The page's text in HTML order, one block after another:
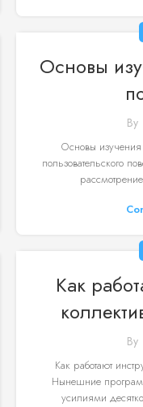
Основы
By
Основы изучения
пользовательского
Как
By
Как работают
Нынешние
усилиями